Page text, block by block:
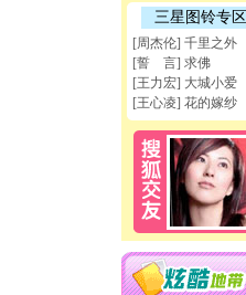
三星图铃专区
[周杰伦] 千里之外
[誓 言] 求佛
[王力宏] 大城小爱
[王心凌] 花的嫁纱